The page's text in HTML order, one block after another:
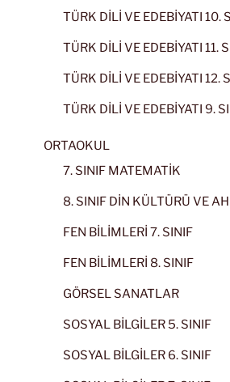
TÜRK DİLİ VE EDEBİYATI 10.
TÜRK DİLİ VE EDEBİYATI 11.
TÜRK DİLİ VE EDEBİYATI 12.
TÜRK DİLİ VE EDEBİYATI 9.
ORTAOKUL
7. SINIF MATEMATİK
8. SINIF DİN KÜLTÜRÜ VE
FEN BİLİMLERİ 7. SINIF
FEN BİLİMLERİ 8. SINIF
GÖRSEL SANATLAR
SOSYAL BİLGİLER 5. SINIF
SOSYAL BİLGİLER 6. SINIF